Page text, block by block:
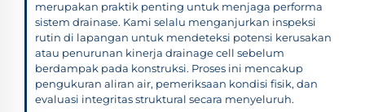
merupakan praktik penting untuk menjaga performa
sistem drainase. Kami selalu menganjurkan inspeksi
rutin di lapangan untuk mendeteksi potensi kerusakan
atau penurunan kinerja drainage cell sebelum
berdampak pada konstruksi. Proses ini mencakup
pengukuran aliran air, pemeriksaan kondisi fisik, dan
evaluasi integritas struktural secara menyeluruh.